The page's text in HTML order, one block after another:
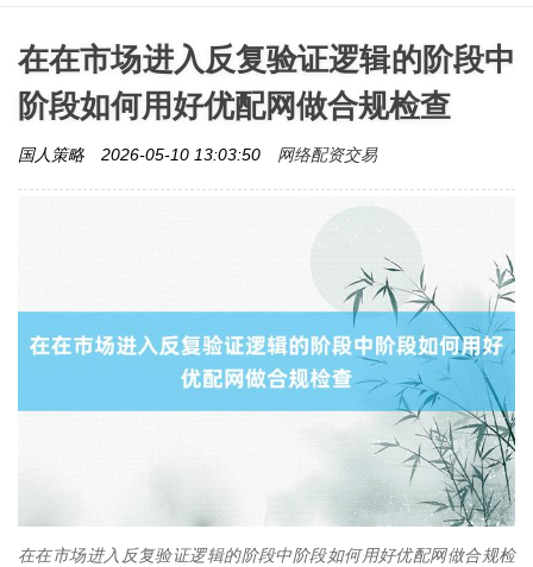
在在市场进入反复验证逻辑的阶段中
阶段如何用好优配网做合规检查
国人策略 2026-05-10 13:03:50 网络配资交易
在在市场进入反复验证逻辑的阶段中阶段如何用好优配网做合规检